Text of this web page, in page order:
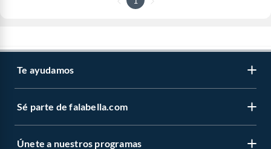
Te ayudamos
Sé parte de falabella.com
Únete a nuestros programas